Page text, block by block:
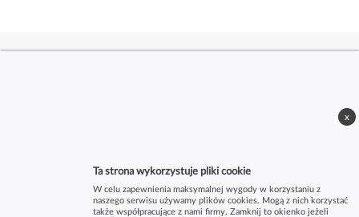
Ta strona wykorzystuje pliki cookie
W celu zapewnienia maksymalnej wygody w korzystaniu z
naszego serwisu używamy plików cookies. Mogą z nich korzystać
także współpracujące z nami firmy. Zamknij to okienko jeżeli
x